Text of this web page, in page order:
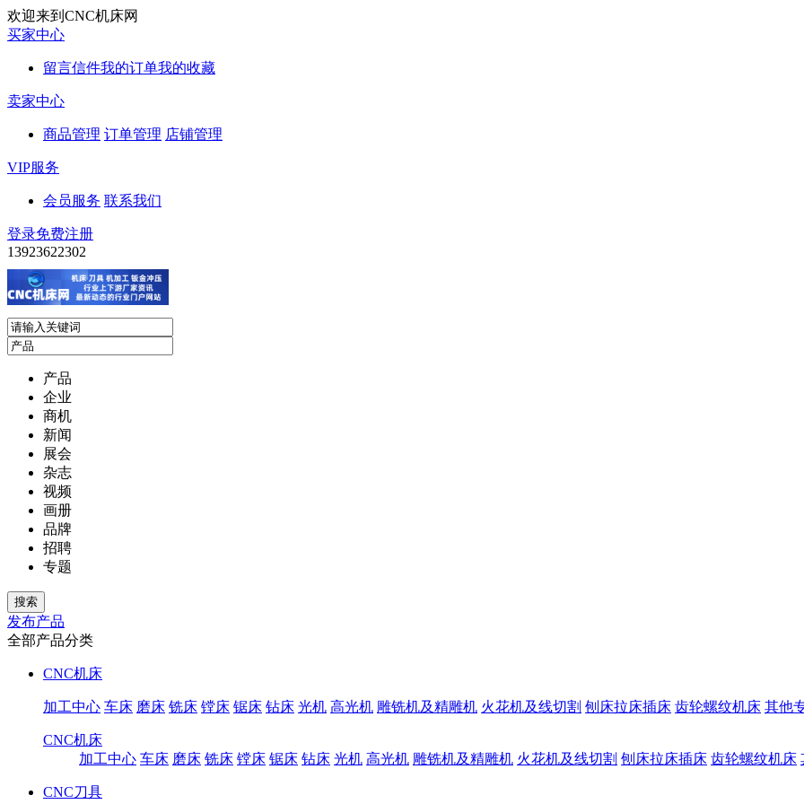
欢迎来到CNC机床网
买家中心
留言信件我的订单我的收藏
卖家中心
商品管理 订单管理 店铺管理
VIP服务
会员服务 联系我们
登录免费注册
13923622302
产品
企业
商机
新闻
展会
杂志
视频
画册
品牌
招聘
专题
发布产品
全部产品分类
CNC机床
加工中心 车床 磨床 铣床 镗床 锯床 钻床 光机 高光机 雕铣机及精雕机 火花机及线切割 刨床拉床插床 齿轮螺纹机床 其他
CNC机床
加工中心 车床 磨床 铣床 镗床 锯床 钻床 光机 高光机 雕铣机及精雕机 火花机及线切割 刨床拉床插床 齿轮螺纹机床
CNC刀具